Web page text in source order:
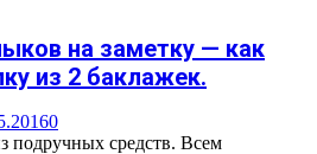
на заметку — как
из 2 баклажек.
0
подручных средств. Всем